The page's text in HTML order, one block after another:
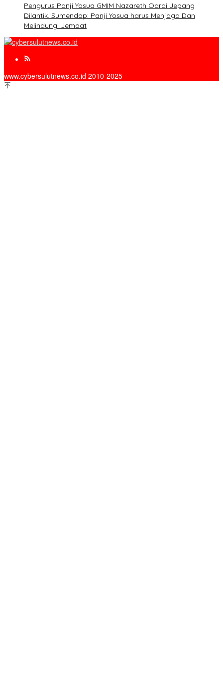
Pengurus Panji Yosua GMIM Nazareth Oarai Jepang
Dilantik. Sumendap: Panji Yosua harus Menjaga Dan
Melindungi Jemaat
www.cybersulutnews.co.id 2010-2025